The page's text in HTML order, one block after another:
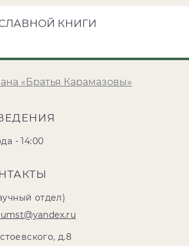
КНИГИ
«Братья Карамазовы»
- 14:00
отдел)
д.8